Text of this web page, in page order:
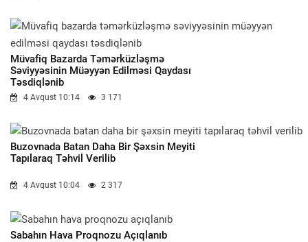
Müvafiq Bazarda Təmərküzləşmə
Səviyyəsinin Müəyyən Edilməsi Qaydası
Təsdiqlənib
4 Avqust 10:14 3 171
Buzovnada Batan Daha Bir Şəxsin Meyiti
Tapılaraq Təhvil Verilib
4 Avqust 10:04 2 317
Sabahın Hava Proqnozu Açıqlanıb